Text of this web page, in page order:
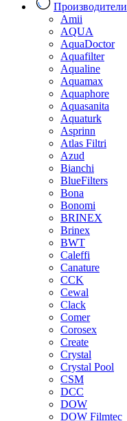
Производители
Amii
AQUA
AquaDoctor
Aquafilter
Aqualine
Aquamax
Aquaphore
Aquasanita
Aquaturk
Asprinn
Atlas Filtri
Azud
Bianchi
BlueFilters
Bona
Bonomi
BRINEX
Brinex
BWT
Caleffi
Canature
CCK
Cewal
Clack
Comer
Corosex
Create
Crystal
Crystal Pool
CSM
DCC
DOW
DOW Filmtec